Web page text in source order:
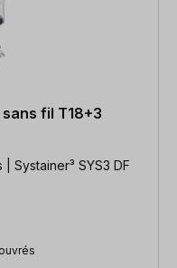
fil T18+3
Systainer³ SYS3 DF